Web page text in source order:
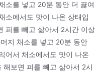
소를 넣고 20분 동안 더 끓여
소에서도 맛이 나온 상태입
피를 빼고 삶아서 2시간 이상
지 채소를 넣고 20분 동안
어서 채소에서도 맛이 나온
보면 피를 빼고 삶아서 2시